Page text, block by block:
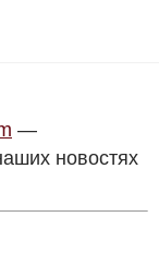
—
новостях